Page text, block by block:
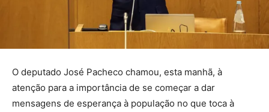
O deputado José Pacheco chamou, esta manhã, à
atenção para a importância de se começar a dar
mensagens de esperança à população no que toca à